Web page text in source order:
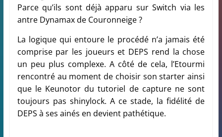
Parce qu’ils sont déjà apparu sur Switch via les
antre Dynamax de Couronneige ?
La logique qui entoure le procédé n’a jamais été
comprise par les joueurs et DEPS rend la chose
un peu plus complexe. A côté de cela, l’Etourmi
rencontré au moment de choisir son starter ainsi
que le Keunotor du tutoriel de capture ne sont
toujours pas shinylock. A ce stade, la fidélité de
DEPS à ses ainés en devient pathétique.